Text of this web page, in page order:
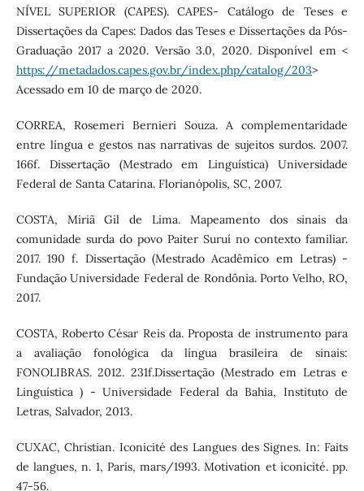
NÍVEL SUPERIOR (CAPES). CAPES- Catálogo de Teses e
Dissertações da Capes: Dados das Teses e Dissertações da Pós-
Graduação 2017 a 2020. Versão 3.0, 2020. Disponível em <
https://metadados.capes.gov.br/index.php/catalog/203>
Acessado em 10 de março de 2020.
CORREA, Rosemeri Bernieri Souza. A complementaridade
entre língua e gestos nas narrativas de sujeitos surdos. 2007.
166f. Dissertação (Mestrado em Linguística) Universidade
Federal de Santa Catarina. Florianópolis, SC, 2007.
COSTA, Miriã Gil de Lima. Mapeamento dos sinais da
comunidade surda do povo Paiter Suruí no contexto familiar.
2017. 190 f. Dissertação (Mestrado Acadêmico em Letras) -
Fundação Universidade Federal de Rondônia. Porto Velho, RO,
2017.
COSTA, Roberto César Reis da. Proposta de instrumento para
a avaliação fonológica da língua brasileira de sinais:
FONOLIBRAS. 2012. 231f.Dissertação (Mestrado em Letras e
Linguística ) - Universidade Federal da Bahia, Instituto de
Letras, Salvador, 2013.
CUXAC, Christian. Iconicité des Langues des Signes. In: Faits
de langues, n. 1, Paris, mars/1993. Motivation et iconicité. pp.
47-56.